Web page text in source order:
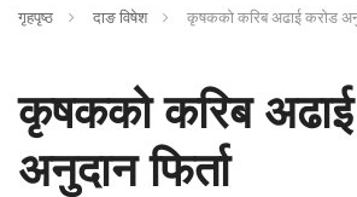
गृहपृष्ठ दाङ विषेश कृषकको करिब अढाई करोड
कृषकको करिब
अनुदान फिर्ता